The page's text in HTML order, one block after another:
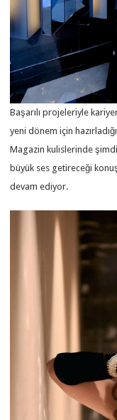
Başarılı projeleriyle
yeni dönem için
Magazin kulislerinde
büyük ses getireceği
devam ediyor.